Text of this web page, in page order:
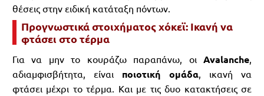
θέσεις στην ειδική κατάταξη πόντων.
Προγνωστικά στοιχήματος χόκεϊ: Ικανή να
φτάσει στο τέρμα
Για να μην το κουράζω παραπάνω, οι Avalanche,
αδιαμφισβήτητα, είναι ποιοτική ομάδα, ικανή να
φτάσει μέχρι το τέρμα. Και με τις δυο κατακτήσεις σε